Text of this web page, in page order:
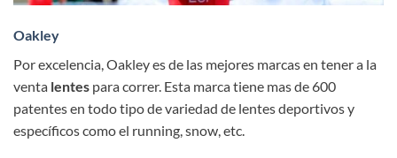
Oakley
Por excelencia, Oakley es de las mejores marcas en tener a la
venta lentes para correr. Esta marca tiene mas de 600
patentes en todo tipo de variedad de lentes deportivos y
específicos como el running, snow, etc.